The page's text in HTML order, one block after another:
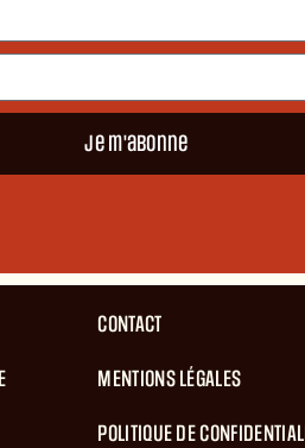
Je m'abonne
CONTACT
MENTIONS LÉGALES
POLITIQUE DE